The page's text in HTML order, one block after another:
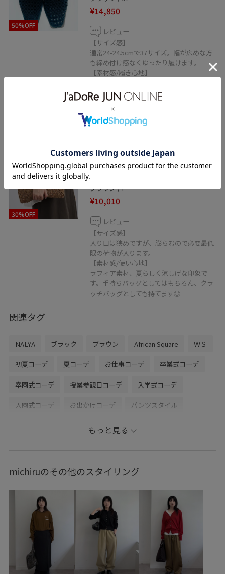
50%OFF
¥14,850
レビュー
【サイズ感】
通常24-24.5cmで37サイズ。幅が広めな方
も締め付け感なくゆったり履けます。
【素材感/履き心地】
締め付け感なく履けます。程よく抜け感も
ある見た目です。
30%OFF
【African Square（アフリカンスク
エアー）】ラフィアバッグ平底パ
ブラウン / F
¥10,010
レビュー
【サイズ感】
入り口は狭めですが、膨らむので必要最低
限の荷物が入ります。
【素材感/使い心地】
ラフィア素材、夏らしく涼しげな印象で
す。手持ちバッグとしてはもちろん、クラ
ッチバッグとしても持てます◎
関連タグ
NALYA ブラック ブラウン African Square ＷＳ
初夏コーデ 夏コーデ お仕事コーデ 卒業式コーデ
卒園式コーデ 授業参観日コーデ 入学式コーデ
入園式コーデ お出かけコーデ パンツスタイル
シンプルコーデ
ブルべ冬 混合 トップス Tシャツ/カットソー
サンダル SHA36050 SHJ36280
SHM36440 SHS36440 1枚でも着れる
26SS_salon_BAGSHOSE 26SS_salon_BAG_SHOSE
2WAYで使える Tシャツ おしりが隠れる きれいめ
もっと見る
michiruのその他のスタイリング